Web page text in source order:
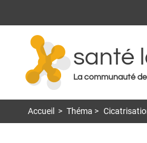
santé
La communauté
Accueil > Théma >